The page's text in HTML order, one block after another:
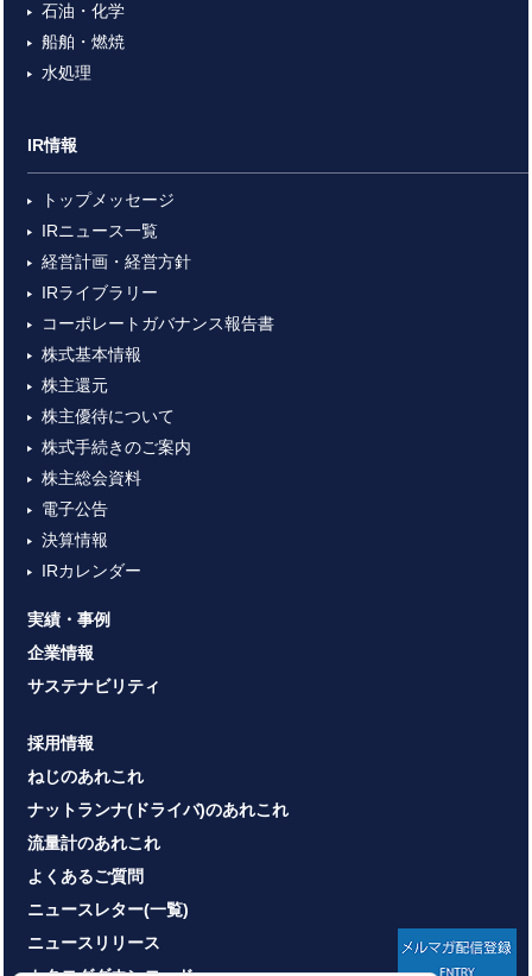
石油・化学
船舶・燃焼
水処理
IR情報
トップメッセージ
IRニュース一覧
経営計画・経営方針
IRライブラリー
コーポレートガバナンス報告書
株式基本情報
株主還元
株主優待について
株式手続きのご案内
株主総会資料
電子公告
決算情報
IRカレンダー
実績・事例
企業情報
サステナビリティ
採用情報
ねじのあれこれ
ナットランナ(ドライバ)のあれこれ
流量計のあれこれ
よくあるご質問
ニュースレター(一覧)
ニュースリリース